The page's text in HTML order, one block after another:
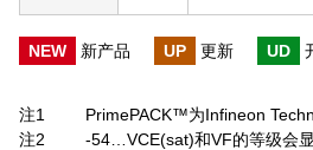
NEW 新产品 UP 更新 UD
注1
PrimePACK™为Infineon
注2
-54…VCE(sat)和VF的等级会